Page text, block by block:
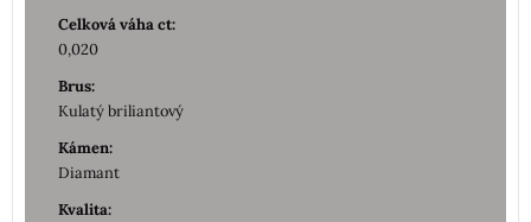
Celková váha ct:
0,020
Brus:
Kulatý briliantový
Kámen:
Diamant
Kvalita: